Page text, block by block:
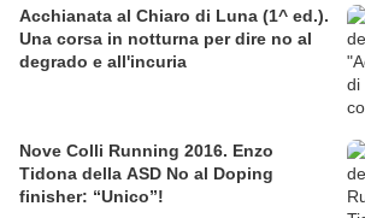
Acchianata al Chiaro di Luna (1^ ed.).
Una corsa in notturna per dire no al
degrado e all'incuria
Nove Colli Running 2016. Enzo
Tidona della ASD No al Doping
finisher: “Unico”!